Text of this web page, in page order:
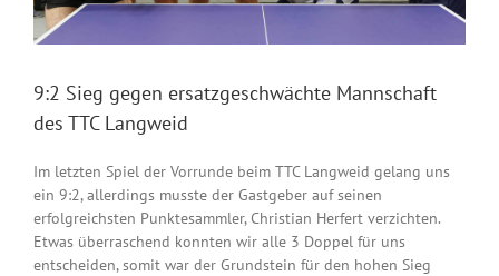
9:2 Sieg gegen ersatzgeschwächte Mannschaft
des TTC Langweid
Im letzten Spiel der Vorrunde beim TTC Langweid gelang uns
ein 9:2, allerdings musste der Gastgeber auf seinen
erfolgreichsten Punktesammler, Christian Herfert verzichten.
Etwas überraschend konnten wir alle 3 Doppel für uns
entscheiden, somit war der Grundstein für den hohen Sieg